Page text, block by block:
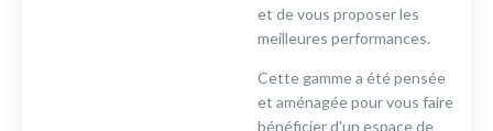
et de vous proposer les
meilleures performances.
Cette gamme a été pensée
et aménagée pour vous faire
bénéficier d'un espace de